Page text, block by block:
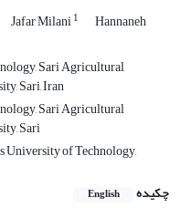
Jafar Milani1 Hannaneh
Sari Agricultural
Sari, Iran
Sari Agricultural
Sari
University of Technology,
چکیده
English